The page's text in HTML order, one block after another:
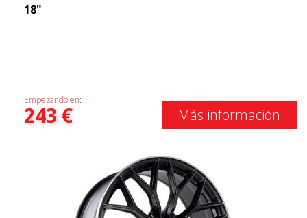
18"
Empezando en:
243€ Más información